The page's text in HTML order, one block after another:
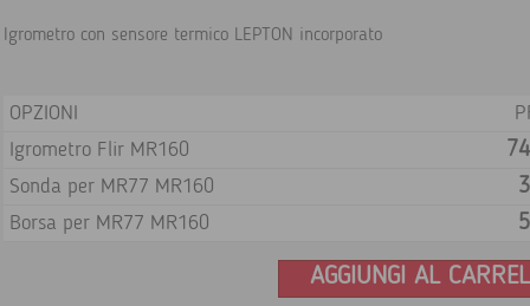
Igrometro con sensore termico LEPTON incorporato
OPZIONI
Igrometro Flir MR160
Sonda per MR77 MR160
Borsa per MR77 MR160
AGGIUNGI AL